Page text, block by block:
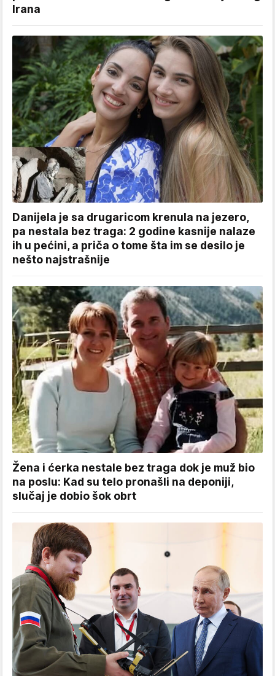
Irana
Danijela je sa drugaricom krenula na jezero,
pa nestala bez traga: 2 godine kasnije nalaze
ih u pećini, a priča o tome šta im se desilo je
nešto najstrašnije
Žena i ćerka nestale bez traga dok je muž bio
na poslu: Kad su telo pronašli na deponiji,
slučaj je dobio šok obrt